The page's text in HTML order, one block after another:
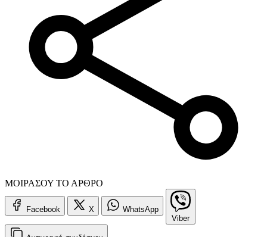
ΜΟΙΡΑΣΟΥ ΤΟ ΑΡΘΡΟ
Facebook X
WhatsApp
Viber